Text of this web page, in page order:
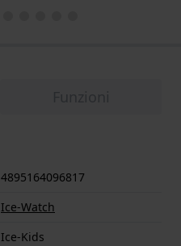
4895164096817
Ice-Watch
Ice-Kids